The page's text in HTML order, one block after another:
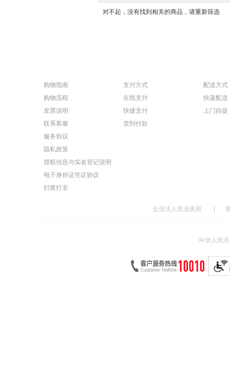
对不起，没有找到相关的商品，请重新筛选
购物指南
购物流程
发票说明
联系客服
服务协议
隐私政策
授权信息与实名登记说明
电子身份证凭证协议
扫黄打非
支付方式
在线支付
快捷支付
货到付款
配送方式
快递配送
上门自提
企业法人营业执照
中华人民